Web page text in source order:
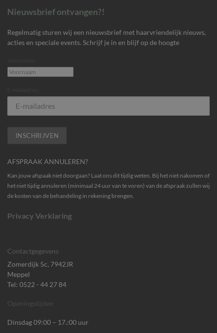
Nieuwsbrief ontvangen?!
Regelmatig sturen wij een nieuwsbrief met haarvriendelijk nieuws,
acties en speciale events. Schrijf je in en blijf op de hoogte
AFSPRAAK ANNULEREN?
Kan jouw afspaak niet doorgaan? Laat ons dit tijdig weten. Bij het niet nakomen of
het niet tijdig annuleren (minimaal 24 uur van te voren) van de afspraak zullen wij
de kosten van de behandeling in rekening brengen.
Privacy Verklaring
Contactgegevens
Zomerdijk 5c, 7942JR
Meppel
Tel: 0522 - 44 27 84
Openingstijden
Dinsdag 09:00 – 17.:00 uur